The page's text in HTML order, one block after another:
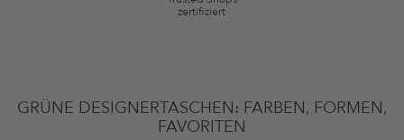
zertifiziert
GRÜNE DESIGNERTASCHEN: FARBEN, FORMEN,
FAVORITEN